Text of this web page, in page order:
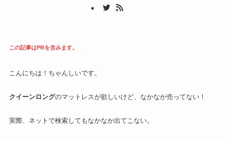
この記事はPRを含みます。
こんにちは！ちゃんしいです。
クイーンロングのマットレスが欲しいけど、なかなか売ってない！
実際、ネットで検索してもなかなか出てこない。